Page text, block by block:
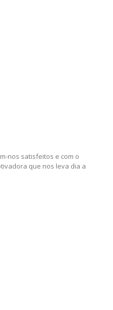
nos satisfeitos e com o
que nos leva dia a